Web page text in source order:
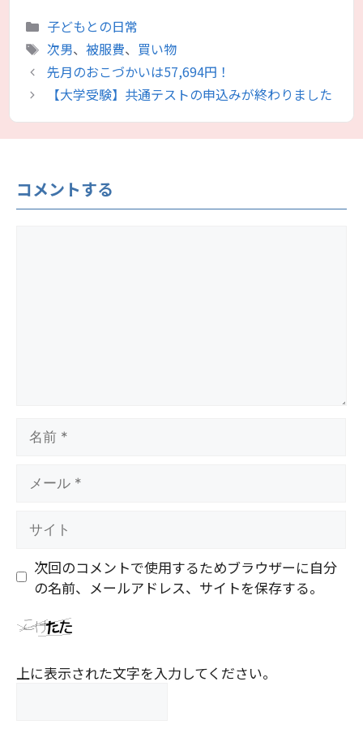
カ
テ
ゴ
リ
ー
子どもとの日常
タ
グ
次男、 被服費、 買い物
先月のおこづかいは57,694円！
【大学受験】共通テストの申込みが終わりました
コメントする
次回のコメントで使用するためブラウザーに自分
の名前、メールアドレス、サイトを保存する。
上に表示された文字を入力してください。